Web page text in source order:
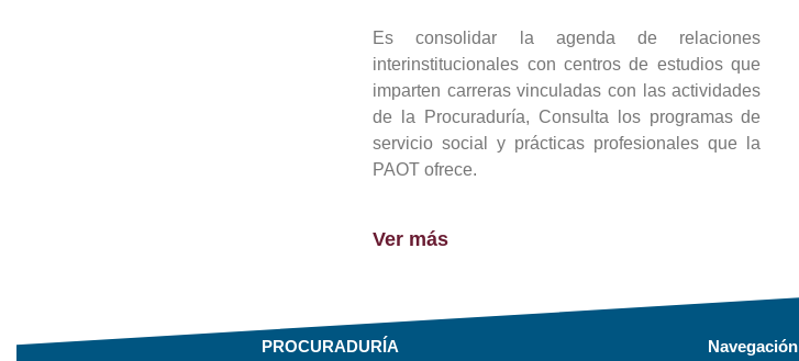
Es consolidar la agenda de relaciones
interinstitucionales con centros de estudios que
imparten carreras vinculadas con las actividades
de la Procuraduría, Consulta los programas de
servicio social y prácticas profesionales que la
PAOT ofrece.
Ver más
PROCURADURÍA Navegación